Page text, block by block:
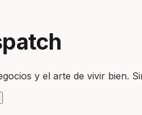
y el arte de vivir bien.